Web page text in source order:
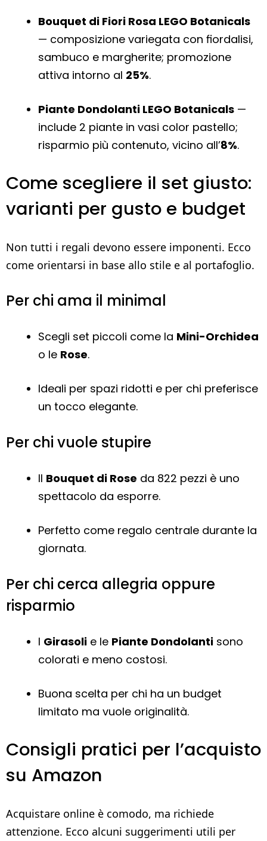
Bouquet di Fiori Rosa LEGO Botanicals
— composizione variegata con fiordalisi,
sambuco e margherite; promozione
attiva intorno al 25%.
Piante Dondolanti LEGO Botanicals —
include 2 piante in vasi color pastello;
risparmio più contenuto, vicino all’8%.
Come scegliere il set giusto:
varianti per gusto e budget
Non tutti i regali devono essere imponenti. Ecco
come orientarsi in base allo stile e al portafoglio.
Per chi ama il minimal
Scegli set piccoli come la Mini-Orchidea
o le Rose.
Ideali per spazi ridotti e per chi preferisce
un tocco elegante.
Per chi vuole stupire
Il Bouquet di Rose da 822 pezzi è uno
spettacolo da esporre.
Perfetto come regalo centrale durante la
giornata.
Per chi cerca allegria oppure
risparmio
I Girasoli e le Piante Dondolanti sono
colorati e meno costosi.
Buona scelta per chi ha un budget
limitato ma vuole originalità.
Consigli pratici per l’acquisto
su Amazon
Acquistare online è comodo, ma richiede
attenzione. Ecco alcuni suggerimenti utili per